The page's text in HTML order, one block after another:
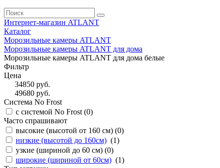
Интернет-магазин ATLANT
Каталог
Морозильные камеры ATLANT
Морозильные камеры ATLANT для дома
Морозильные камеры ATLANT для дома белые
Фильтр
Цена
34850руб.
49680руб.
Система No Frost
с системой No Frost (0)
Часто спрашивают
высокие (высотой от 160 см) (0)
низкие (высотой до 160см) (1)
узкие (шириной до 60 см) (0)
широкие (шириной от 60см) (1)